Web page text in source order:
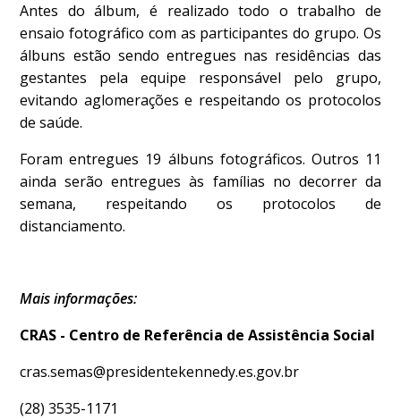
Antes do álbum, é realizado todo o trabalho de
ensaio fotográfico com as participantes do grupo. Os
álbuns estão sendo entregues nas residências das
gestantes pela equipe responsável pelo grupo,
evitando aglomerações e respeitando os protocolos
de saúde.
Foram entregues 19 álbuns fotográficos. Outros 11
ainda serão entregues às famílias no decorrer da
semana, respeitando os protocolos de
distanciamento.
Mais informações:
CRAS - Centro de Referência de Assistência Social
cras.semas@presidentekennedy.es.gov.br
(28) 3535-1171